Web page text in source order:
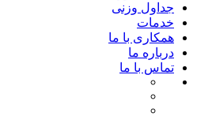
جداول وزنی
خدمات
همکاری با ما
درباره ما
تماس با ما